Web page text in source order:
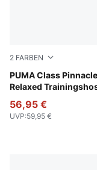
2 FARBEN
PUMA Class Pinnacle
Relaxed
New Navy
56,95 €
UVP:59,95 €